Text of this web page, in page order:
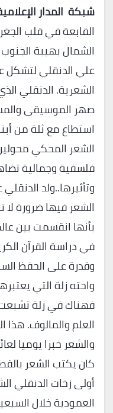
شبكة المدار
القابعة في قلب
الشمال بهيبة
علي الدنقلي لتشكل
الشعرية. الدنقلي
صهر الموسيقى
استطاع مع ثلة من
الشعر المحكي
فلسفية وجمالية
الشعر فيها ضرورة
بأنها انقسمت بين
في دراسة القرآن
وقدرة على الحفظ
واحته زلة التي
فهناك في زلة تشبعت
العلم والمالوف. هذا
والشعر خبزا يوميا
كان يكتب الشعر
أولى زخات الدنقلي
العمودية خلال